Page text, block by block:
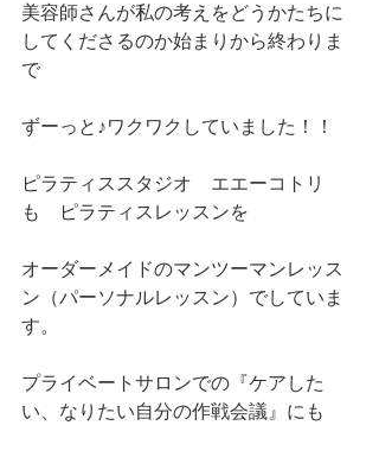
美容師さんが私の考えをどうかたちに
してくださるのか始まりから終わりま
で
ずーっと♪ワクワクしていました！！
ピラティススタジオ　エエーコトリ
も　ピラティスレッスンを
オーダーメイドのマンツーマンレッス
ン（パーソナルレッスン）でしていま
す。
プライベートサロンでの『ケアした
い、なりたい自分の作戦会議』にも